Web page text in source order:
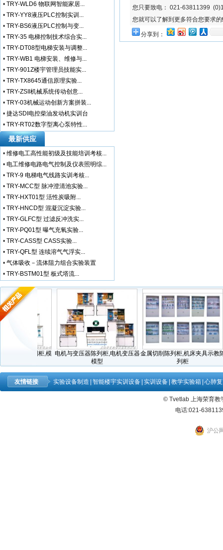
您只要致电： 021-63811399
您就可以了解到更多符合您要求的
分享到：
• TRY-WLD6 物联网智能家居...
• TRY-YY8液压PLC控制实训...
• TRY-BS6液压PLC控制与变...
• TRY-35 电梯控制技术综合实...
• TRY-DT08型电梯安装与调整...
• TRY-WB1 电梯安装、维修与...
• TRY-901Z楼宇管理员技能实...
• TRY-TX8645通信原理实验...
• TRY-ZSII机械系统传动创意...
• TRY-03机械运动创新方案拼装...
• 捷达SDI电控柴油发动机实训台
• TRY-RT02数字型离心泵特性...
最新供应
• 维修电工高性能初级及技能培训考核...
• 电工维修电路电气控制及仪表照明综...
• TRY-9 电梯电气线路实训考核...
• TRY-MCC型 脉冲澄清池实验...
• TRY-HXT01型 活性炭吸附...
• TRY-HNCD型 混凝沉淀实验...
• TRY-GLFC型 过滤反冲洗实...
• TRY-PQ01型 曝气充氧实验...
• TRY-CASS型 CASS实验...
• TRY-QFL型 连续溶气气浮实...
• 气体吸收－流体阻力组合实验装置
• TRY-BSTM01型 板式塔流...
示教陈列柜,模 电机与变压器陈列柜,电机变压器
模型
金属切削陈列柜,机床夹具示教陈
列柜
友情链接 实验设备制造 智能楼宇实训设备 实训设备 教学实验箱 心肺
© Tvetlab 上海荣育教
电话:021-
沪公